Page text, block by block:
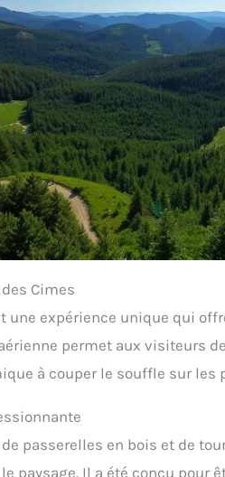
Cimes
une expérience unique qui
permet aux visiteurs
à couper le souffle sur les
passerelles en bois et de
paysage. Il a été conçu pour